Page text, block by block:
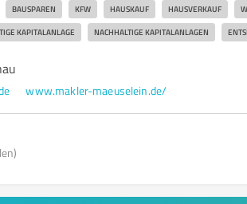
BAUSPAREN KFW HAUSKAUF HAUSVERKAUF
KAPITALANLAGE NACHHALTIGE KAPITALANLAGEN
www.makler-maeuselein.de/